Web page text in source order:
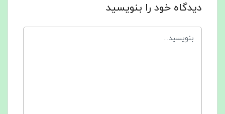
دیدگاه خود را بنویسید